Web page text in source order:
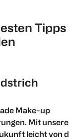
Tipps
Make-up
Mit
leicht von